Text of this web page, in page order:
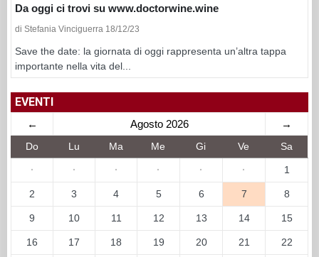
Da oggi ci trovi su www.doctorwine.wine
di Stefania Vinciguerra 18/12/23
Save the date: la giornata di oggi rappresenta un’altra tappa
importante nella vita del...
EVENTI
← Agosto 2026 →
Do Lu Ma Me Gi Ve Sa
· · · · · · 1
2 3 4 5 6 7 8
9 10 11 12 13 14 15
16 17 18 19 20 21 22